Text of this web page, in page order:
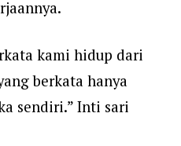
kami hidup dari
berkata hanya
sendiri.” Inti sari